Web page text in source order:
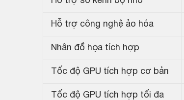
Hỗ trợ công nghệ ảo hóa
Nhân đồ họa tích hợp
Tốc độ GPU tích hợp cơ bản
Tốc độ GPU tích hợp tối đa